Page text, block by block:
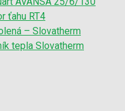
ťahu RT4
– Slovatherm
tepla Slovatherm